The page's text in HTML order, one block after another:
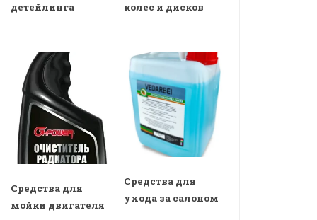
детейлинга
колес и дисков
Средства для
мойки двигателя
Средства для
ухода за салоном